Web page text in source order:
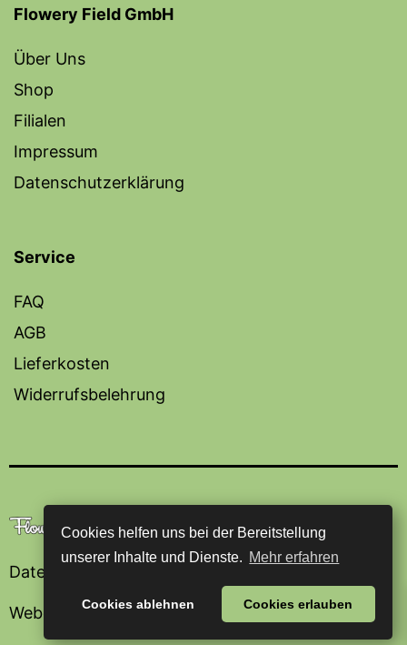
Cookies helfen uns bei der Bereitstellung
unserer Inhalte und Dienste. Mehr erfahren
Cookies ablehnen Cookies erlauben
Flowery Field GmbH
Über Uns
Shop
Filialen
Impressum
Datenschutzerklärung
Service
FAQ
AGB
Lieferkosten
Widerrufsbelehrung
Datenschutzerklärung
Webdesign vonagentur blumeblau.